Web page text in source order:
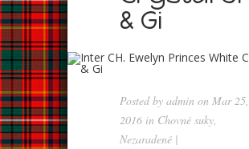
& Gi
Posted by admin on Mar 25,
2016 in Chovné suky
Nezaradené |